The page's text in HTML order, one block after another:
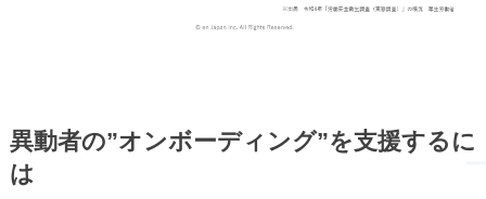
異動者の”オンボーディング”を支援するに
は